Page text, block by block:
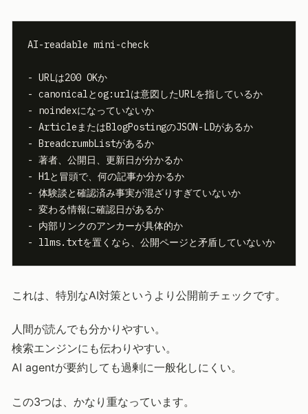
AI-readable mini-check
- URLは200 OKか
- canonicalとog:urlは意図したURLを指しているか
- noindexになっていないか
- ArticleまたはBlogPostingのJSON-LDがあるか
- BreadcrumbListがあるか
- 著者、公開日、更新日が分かるか
- H1と冒頭で、何の記事か分かるか
- 体験談と確認済み事実が混ざりすぎていないか
- 変わる情報に確認日があるか
- 内部リンクのアンカーが具体的か
- llms.txtを置くなら、公開ページと矛盾していないか
これは、特別なAI対策というより公開前チェックです。
人間が読んでも分かりやすい。
検索エンジンにも伝わりやすい。
AI agentが要約しても過剰に一般化しにくい。
この3つは、かなり重なっています。